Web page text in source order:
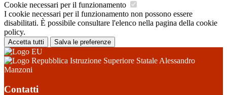
Cookie necessari per il funzionamento
I cookie necessari per il funzionamento non possono essere
disabilitati. È possibile consultare l'elenco nella pagina della cookie
policy.
Accetta tutti Salva le preferenze
Istruzione Superiore Statale Alessandro
Manzoni
Contatti